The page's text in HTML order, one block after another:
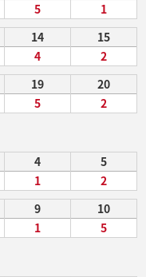
5
1
14
4
15
2
19
5
20
2
4
1
5
2
9
1
10
5